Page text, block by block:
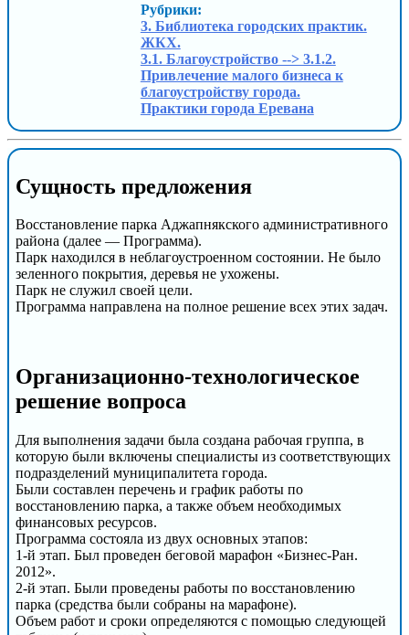
Рубрики:
3. Библиотека городских практик.
ЖКХ.
3.1. Благоустройство --> 3.1.2.
Привлечение малого бизнеса к
благоустройству города.
Практики города Еревана
Сущность предложения
Восстановление парка Аджапнякского административного
района (далее — Программа).
Парк находился в неблагоустроенном состоянии. Не было
зеленного покрытия, деревья не ухожены.
Парк не служил своей цели.
Программа направлена на полное решение всех этих задач.
Организационно-технологическое
решение вопроса
Для выполнения задачи была создана рабочая группа, в
которую были включены специалисты из соответствующих
подразделений муниципалитета города.
Были составлен перечень и график работы по
восстановлению парка, а также объем необходимых
финансовых ресурсов.
Программа состояла из двух основных этапов:
1-й этап. Был проведен беговой марафон «Бизнес-Ран.
2012».
2-й этап. Были проведены работы по восстановлению
парка (средства были собраны на марафоне).
Объем работ и сроки определяются с помощью следующей